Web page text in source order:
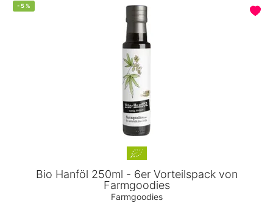
-5%
Bio Hanföl 250ml - 6er Vorteilspack von
Farmgoodies
Farmgoodies